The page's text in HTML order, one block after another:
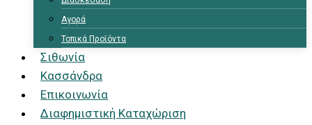
Αγορά
Τοπικά Προϊόντα
Σιθωνία
Κασσάνδρα
Επικοινωνία
Διαφημιστική Καταχώριση